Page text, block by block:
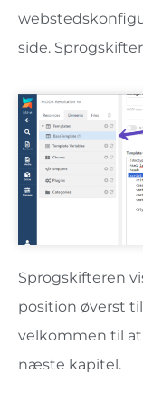
side.
Sprogskifteren
position øverst
velkommen til
næste kapitel.